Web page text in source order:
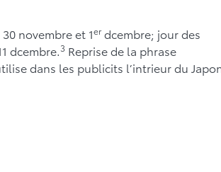
novembre et 1er dcembre; jour des
dcembre.3 Reprise de la phrase
dans les publicits l’intrieur du